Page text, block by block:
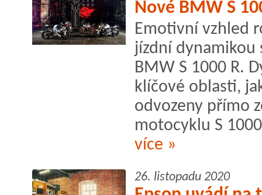
Nové BMW S
Emotivní vzhled
jízdní dynamikou
BMW S 1000 R.
klíčové oblasti,
odvozeny přímo
motocyklu S
více »
26. listopadu 2020